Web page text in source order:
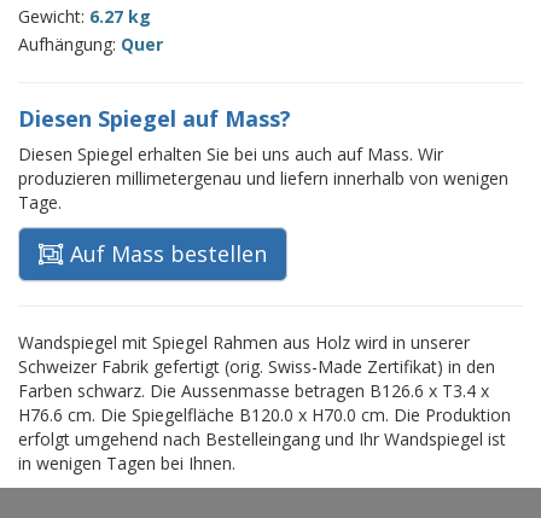
Gewicht: 6.27 kg
Aufhängung: Quer
Diesen Spiegel auf Mass?
Diesen Spiegel erhalten Sie bei uns auch auf Mass. Wir
produzieren millimetergenau und liefern innerhalb von wenigen
Tage.
Auf Mass bestellen
Wandspiegel mit Spiegel Rahmen aus Holz wird in unserer
Schweizer Fabrik gefertigt (orig. Swiss-Made Zertifikat) in den
Farben schwarz. Die Aussenmasse betragen B126.6 x T3.4 x
H76.6 cm. Die Spiegelfläche B120.0 x H70.0 cm. Die Produktion
erfolgt umgehend nach Bestelleingang und Ihr Wandspiegel ist
in wenigen Tagen bei Ihnen.